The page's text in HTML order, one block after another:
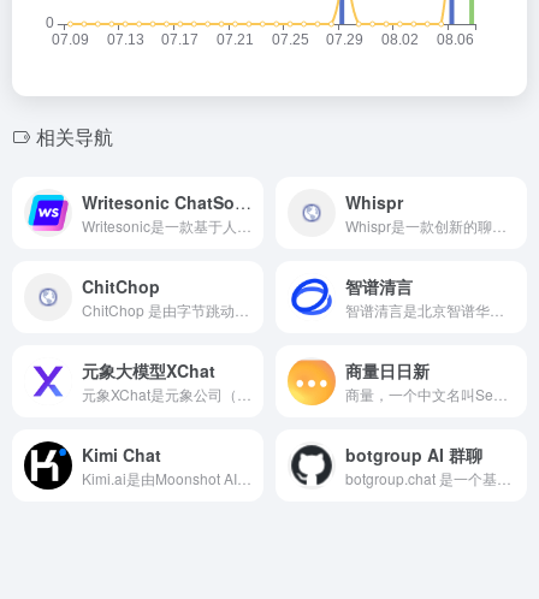
相关导航
Writesonic ChatSonic Whispr
ChitChop 智谱清言
元象大模型XChat 商量日日新
Kimi Chat botgroup AI 群聊